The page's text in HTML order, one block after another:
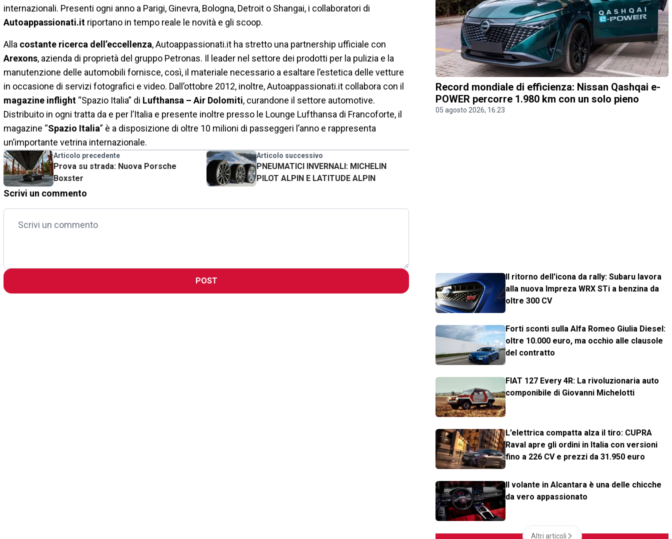
internazionali. Presenti ogni anno a Parigi, Ginevra, Bologna, Detroit o Shangai, i collaboratori di
Autoappassionati.it riportano in tempo reale le novità e gli scoop.
Alla costante ricerca dell’eccellenza, Autoappassionati.it ha stretto una partnership ufficiale con
Arexons, azienda di proprietà del gruppo Petronas. Il leader nel settore dei prodotti per la pulizia e la
manutenzione delle automobili fornisce, così, il materiale necessario a esaltare l’estetica delle vetture
in occasione di servizi fotografici e video. Dall’ottobre 2012, inoltre, Autoappassionati.it collabora con il
magazine inflight “Spazio Italia” di Lufthansa – Air Dolomiti, curandone il settore automotive.
Distribuito in ogni tratta da e per l’Italia e presente inoltre presso le Lounge Lufthansa di Francoforte, il
magazine “Spazio Italia” è a disposizione di oltre 10 milioni di passeggeri l’anno e rappresenta
un’importante vetrina internazionale.
Articolo precedente
Prova su strada: Nuova Porsche
Boxster
Articolo successivo
PNEUMATICI INVERNALI: MICHELIN
PILOT ALPIN E LATITUDE ALPIN
Scrivi un commento
POST
Record mondiale di efficienza: Nissan Qashqai e-
POWER percorre 1.980 km con un solo pieno
05 agosto 2026, 16.23
Il ritorno dell'icona da rally: Subaru lavora
alla nuova Impreza WRX STi a benzina da
oltre 300 CV
Forti sconti sulla Alfa Romeo Giulia Diesel:
oltre 10.000 euro, ma occhio alle clausole
del contratto
FIAT 127 Every 4R: La rivoluzionaria auto
componibile di Giovanni Michelotti
L’elettrica compatta alza il tiro: CUPRA
Raval apre gli ordini in Italia con versioni
fino a 226 CV e prezzi da 31.950 euro
Il volante in Alcantara è una delle chicche
da vero appassionato
Altri articoli